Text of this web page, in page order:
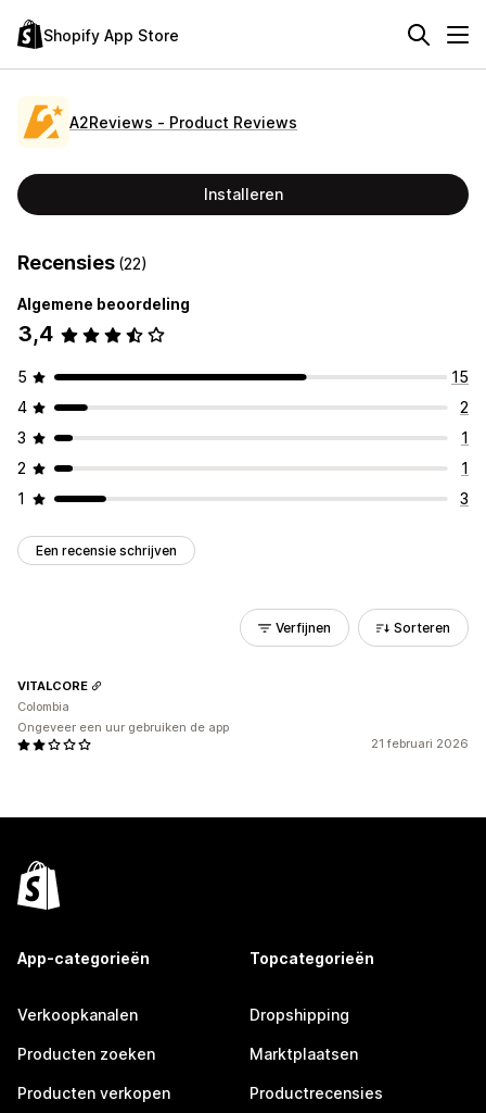
Shopify App Store
A2Reviews ‑ Product Reviews
Installeren
Recensies (22)
Algemene beoordeling
3,4
5
15
4
2
3
1
2
1
1
3
Een recensie schrijven
Verfijnen Sorteren
21 februari 2026
VITALCORE
Colombia
Ongeveer een uur gebruiken de app
App-categorieën
Verkoopkanalen
Producten zoeken
Producten verkopen
Topcategorieën
Dropshipping
Marktplaatsen
Productrecensies